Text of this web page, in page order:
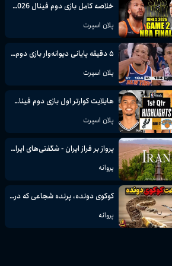
خلاصه کامل بازی دوم فینال NBA 2026 | سن آنتونیو اسپرز vs نیویورک نیکس
پلان اسپرت
۵ دقیقه پایانی دیوانه‌وار بازی دوم فینال NBA 2026 | نیکس vs اسپرز
پلان اسپرت
هایلایت کوارتر اول بازی دوم فینال NBA 2026 | سن آنتونیو اسپرز vs نیویورک نیکس
پلان اسپرت
پرواز بر فراز ایران - شگفتی‌های ایرانی و مناظر نفس‌گیر
پروانه
کوکوی دونده، پرنده شجاعی که در موقع خطر قهرمان دو میشود
پروانه